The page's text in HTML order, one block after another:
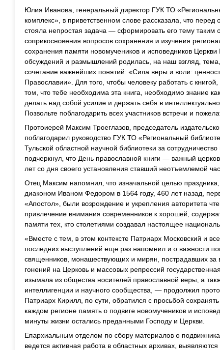
Юлия Иванова, генеральный директор ГУК ТО
комплекс», в приветственном слове рассказала, что перед
стояла непростая задача — сформировать его тему таким
соприкосновения вопросов сохранения и изучения
сохранения памяти новомучеников и исповедников Церкви
обсуждений и размышлений родилась, на наш взгляд,
сочетание важнейших понятий: «Сила веры и воли:
Православии». Для того, чтобы человеку работать с
том, что тебе необходима эта книга, необходимо знание
делать над собой усилие и держать себя в
Позвольте поблагодарить всех участников встречи и
Протоиерей Максим Троеглазов, председатель
поблагодарил руководство ГУК ТО «Региональный
Тульской областной научной библиотеки за
подчеркнул, что День православной книги — важный
лет со дня своего установления ставший неотъемлемой
Отец Максим напомнил, что изначальной целью
диаконом Иваном Федором в 1564 году, 460 лет назад,
«Апостол», были возрождение и укрепления авторитета
привлечение внимания современников к хорошей,
памяти тех, кто столетиями создавал настоящее
«Вместе с тем, в этом контексте Патриарх Московский и
последних выступлений еще раз напомнил и о важности
священников, монашествующих и мирян, пострадавших за
гонений на Церковь и массовых репрессий
изымала из общества носителей православной веры, а
интеллигенции и научного сообщества, — продолжил
Патриарх Кирилл, по сути, обратился с просьбой
каждом регионе память о подвиге новомучеников и
минуты жизни остались преданными Господу и Церкви.
Епархиальным отделом по сбору материалов о
ведется активная работа в областных архивах,